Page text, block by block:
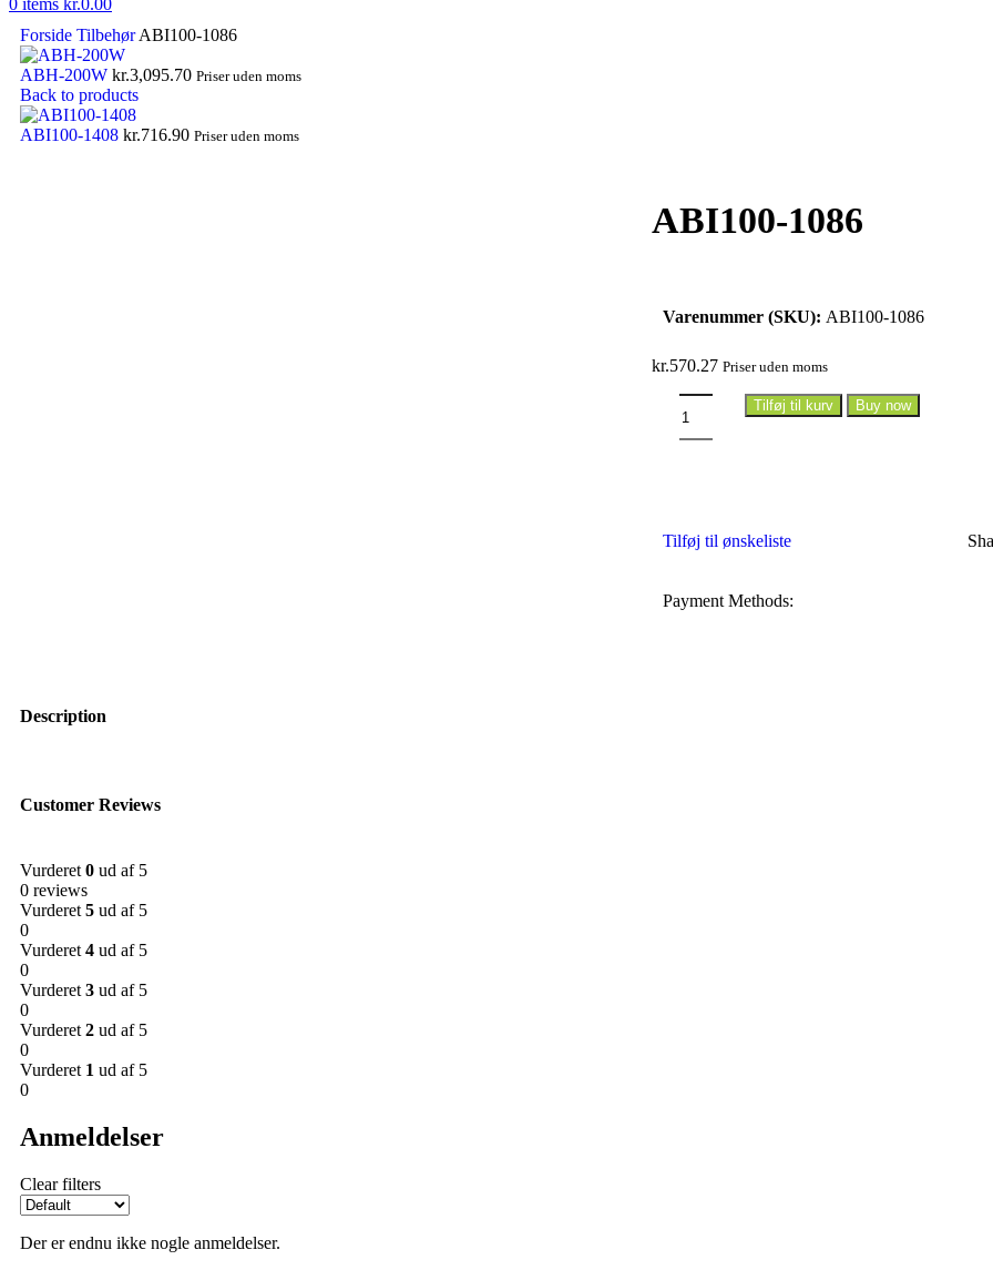
Forside TilbehørABI100-1086
ABH-200W kr.3,095.70 Priser uden moms
Back to products
ABI100-1408 kr.716.90 Priser uden moms
ABI100-1086
Varenummer (SKU): ABI100-1086
kr.570.27 Priser uden moms
Tilføj til kurv Buy now
Tilføj til ønskeliste
Payment Methods:
Description
Customer Reviews
Vurderet 0 ud af 5
0 reviews
Vurderet 5 ud af 5
0
Vurderet 4 ud af 5
0
Vurderet 3 ud af 5
0
Vurderet 2 ud af 5
0
Vurderet 1 ud af 5
0
Anmeldelser
Clear filters
Der er endnu ikke nogle anmeldelser.